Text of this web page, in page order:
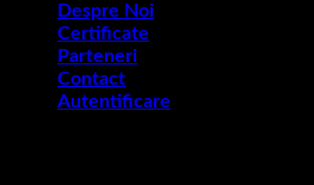
Despre Noi
Certificate
Parteneri
Contact
Autentificare